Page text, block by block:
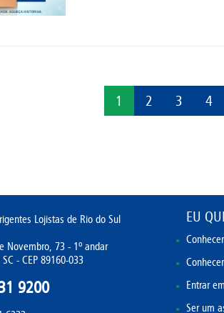
1 2 3 4
Lojistas de Rio do Sul
Novembro, 73 - 1º andar
- CEP 89160-033
9200
EU
Entrar
Ser um